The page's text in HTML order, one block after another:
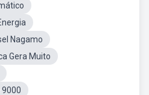
Nagamo
Gera Muito
9000